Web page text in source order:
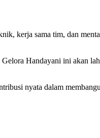
kerja sama tim, dan
Handayani ini akan
nyata dalam